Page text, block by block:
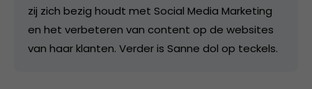
zij zich bezig houdt met Social Media Marketing
en het verbeteren van content op de websites
van haar klanten. Verder is Sanne dol op teckels.